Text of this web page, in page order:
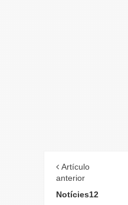
Artículo
anterior
Notícies12